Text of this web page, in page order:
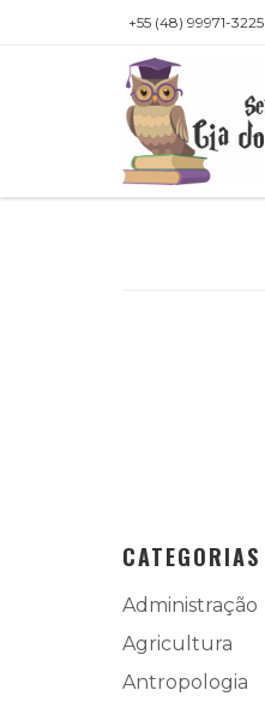
+55 (48) 99971-3225
CATEGORIAS
Administração
Agricultura
Antropologia